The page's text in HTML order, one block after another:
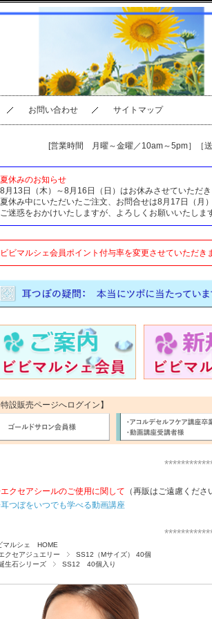
お問い合わせ サイトマップ
[営業時間 月曜～金曜／10am～5pm］［送
夏休みのお知らせ
8月13日（木）～8月16日（日）はお休みさせていただき
夏休み中にいただいたご注文、お問合せは8月17日（月
ご迷惑をおかけいたしますが、よろしくお願いいたしま
ビビマルシェ会員ポイント付与率を変更させていただ
設販売ページへログイン】
クセアシールのご使用に関して （再販はご遠慮くださ
つぼをいつでも学べる動画講座
マルシェ HOME
クセアジュエリー
SS12（Mサイズ） 40個
生石シリーズ
SS12 40個入り